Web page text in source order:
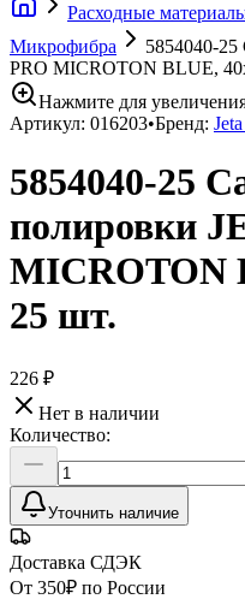
Расходные
Микрофибра
5854040-
PRO MICROTON BLUE,
Нажмите для
Артикул: 016203•Бренд:
5854040-25
полировки
MICROTON
25 шт.
226 ₽
Нет в наличии
Количество:
Уточнить наличие
Доставка СДЭК
От 350₽ по России